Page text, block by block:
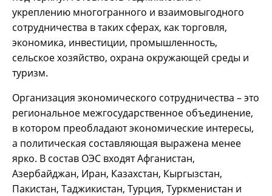
укреплению многогранного и взаимовыгодного
сотрудничества в таких сферах, как торговля,
экономика, инвестиции, промышленность,
сельское хозяйство, охрана окружающей среды и
туризм.
Организация экономического сотрудничества – это
региональное межгосударственное объединение,
в котором преобладают экономические интересы,
а политическая составляющая выражена менее
ярко. В состав ОЭС входят Афганистан,
Азербайджан, Иран, Казахстан, Кыргызстан,
Пакистан, Таджикистан, Турция, Туркменистан и